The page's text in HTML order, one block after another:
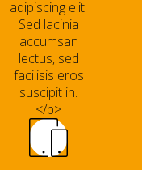
adipiscing elit.
Sed lacinia
accumsan
lectus, sed
facilisis eros
suscipit in.
</p>